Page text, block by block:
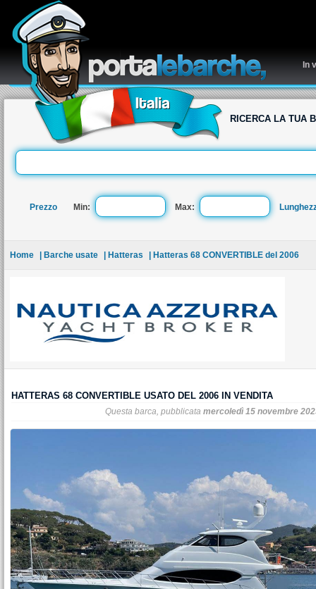
In
RICERCA LA TUA
Prezzo Min: Max:
Home | Barche usate | Hatteras | Hatteras 68 CONVERTIBLE del 2006
HATTERAS 68 CONVERTIBLE USATO DEL 2006 IN VENDITA
Questa barca, pubblicata mercoledì 15 novembre